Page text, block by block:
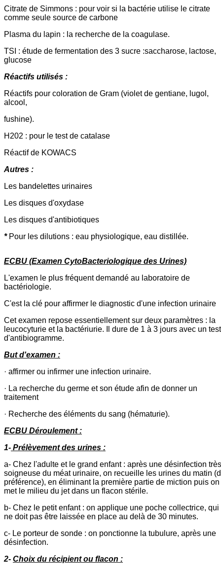
Citrate de Simmons : pour voir si la bactérie utilise le citrate
comme seule source de carbone
Plasma du lapin : la recherche de la coagulase.
TSI : étude de fermentation des 3 sucre :saccharose, lactose,
glucose
Réactifs utilisés :
Réactifs pour coloration de Gram (violet de gentiane, lugol,
alcool,
fushine).
H202 : pour le test de catalase
Réactif de KOWACS
Autres :
Les bandelettes urinaires
Les disques d'oxydase
Les disques d'antibiotiques
*Pour les dilutions : eau physiologique, eau distillée.
ECBU (Examen CytoBacteriologique des Urines)
L'examen le plus fréquent demandé au laboratoire de
bactériologie.
C'est la clé pour affirmer le diagnostic d'une infection urinaire
Cet examen repose essentiellement sur deux paramètres : la
leucocyturie et la bactériurie. Il dure de 1 à 3 jours avec un test
d'antibiogramme.
But d'examen :
· affirmer ou infirmer une infection urinaire.
· La recherche du germe et son étude afin de donner un
traitement
· Recherche des éléments du sang (hématurie).
ECBU Déroulement :
1- Prélèvement des urines :
a- Chez l'adulte et le grand enfant : après une désinfection très
soigneuse du méat urinaire, on recueille les urines du matin
préférence), en éliminant la première partie de miction puis on
met le milieu du jet dans un flacon stérile.
b- Chez le petit enfant : on applique une poche collectrice, qui
ne doit pas être laissée en place au delà de 30 minutes.
c- Le porteur de sonde : on ponctionne la tubulure, après une
désinfection.
2- Choix du récipient ou flacon :